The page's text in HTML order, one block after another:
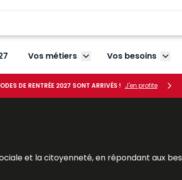
Vos métiers Afficher le sous-menu
Vos besoins
DE RENTRÉE 2027 SONT ARRIVÉS ! J'en profite
et la citoyenneté, en répondant aux